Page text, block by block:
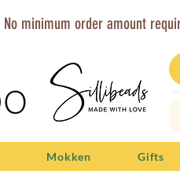
No minimum order amount
Mokken Gifts